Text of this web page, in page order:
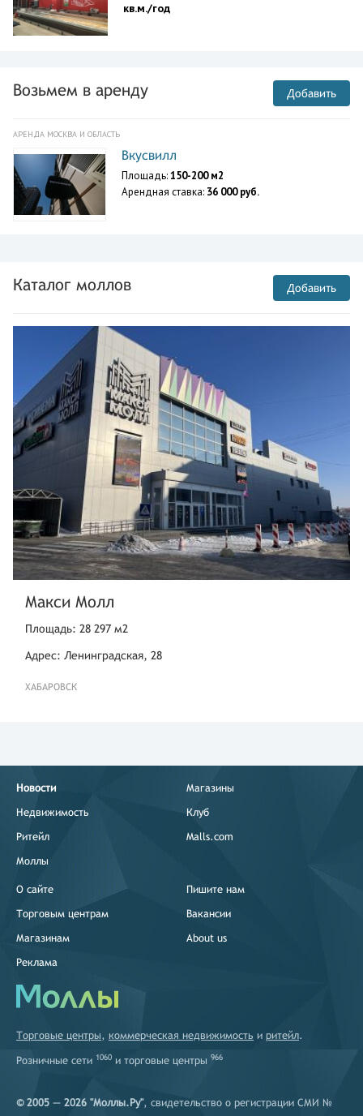
кв.м./год
Возьмем в аренду Добавить
АРЕНДА МОСКВА И ОБЛАСТЬ
Вкусвилл
Площадь:150-200 м2
Арендная ставка: 36 000 руб.
Каталог моллов Добавить
Макси Молл
Площадь: 28 297 м2
Адрес: Ленинградская, 28
ХАБАРОВСК
Новости
Недвижимость
Ритейл
Моллы
Магазины
Клуб
Malls.com
О сайте
Торговым центрам
Магазинам
Реклама
Пишите нам
Вакансии
About us
Торговые центры, коммерческая недвижимость и ритейл.
Розничные сети 1060 и торговые центры 966
© 2005 — 2026 "Моллы.Ру", свидетельство о регистрации СМИ №